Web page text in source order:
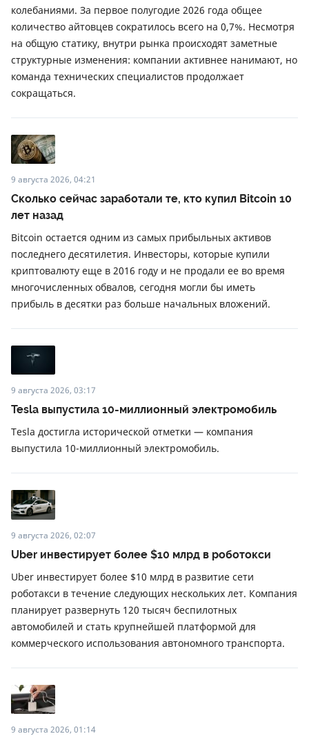
колебаниями. За первое полугодие 2026 года общее
количество айтовцев сократилось всего на 0,7%. Несмотря
на общую статику, внутри рынка происходят заметные
структурные изменения: компании активнее нанимают, но
команда технических специалистов продолжает
сокращаться.
9 августа 2026, 04:21
Сколько сейчас заработали те, кто купил Bitcoin 10
лет назад
Bitcoin остается одним из самых прибыльных активов
последнего десятилетия. Инвесторы, которые купили
криптовалюту еще в 2016 году и не продали ее во время
многочисленных обвалов, сегодня могли бы иметь
прибыль в десятки раз больше начальных вложений.
9 августа 2026, 03:17
Tesla выпустила 10-миллионный электромобиль
Tesla достигла исторической отметки — компания
выпустила 10-миллионный электромобиль.
9 августа 2026, 02:07
Uber инвестирует более $10 млрд в роботокси
Uber инвестирует более $10 млрд в развитие сети
роботакси в течение следующих нескольких лет. Компания
планирует развернуть 120 тысяч беспилотных
автомобилей и стать крупнейшей платформой для
коммерческого использования автономного транспорта.
9 августа 2026, 01:14